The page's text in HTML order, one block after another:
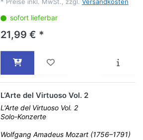
sofort lieferbar
21,99 € *
L‘Arte del Virtuoso Vol. 2
L‘Arte del Virtuoso Vol. 2
Solo-Konzerte
Wolfgang Amadeus Mozart (1756–1791)